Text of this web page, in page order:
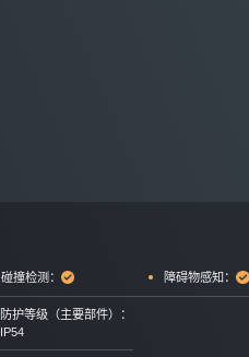
碰撞检测： 障碍物感知：
防护等级（主要部件）：
IP54